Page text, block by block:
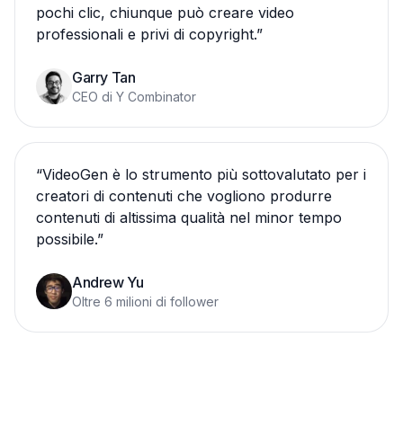
pochi clic, chiunque può creare video
professionali e privi di copyright.”
Garry Tan
CEO di Y Combinator
“VideoGen è lo strumento più sottovalutato per i
creatori di contenuti che vogliono produrre
contenuti di altissima qualità nel minor tempo
possibile.”
Andrew Yu
Oltre 6 milioni di follower